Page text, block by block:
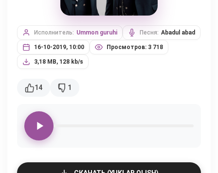
Исполнитель: Ummon guruhi Песня: Abadul abad
16-10-2019, 10:00 Просмотров: 3 718
3,18 MB, 128 kb/s
14 1